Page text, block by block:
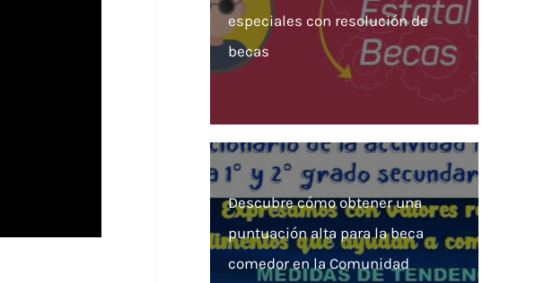
especiales con resolución de
becas
Descubre cómo obtener una
puntuación alta para la beca
comedor en la Comunidad